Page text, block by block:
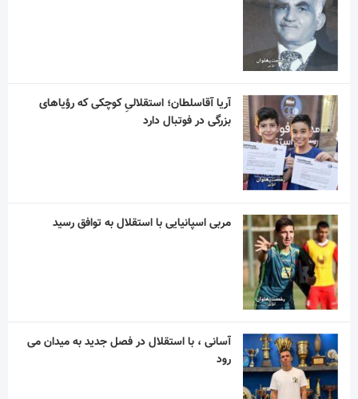
آریا آقاسلطان؛ استقلالیِ کوچکی که رؤیاهای
بزرگی در فوتبال دارد
مربی اسپانیایی با استقلال به توافق رسید
آسانی ، با استقلال در فصل جدید به میدان می
رود